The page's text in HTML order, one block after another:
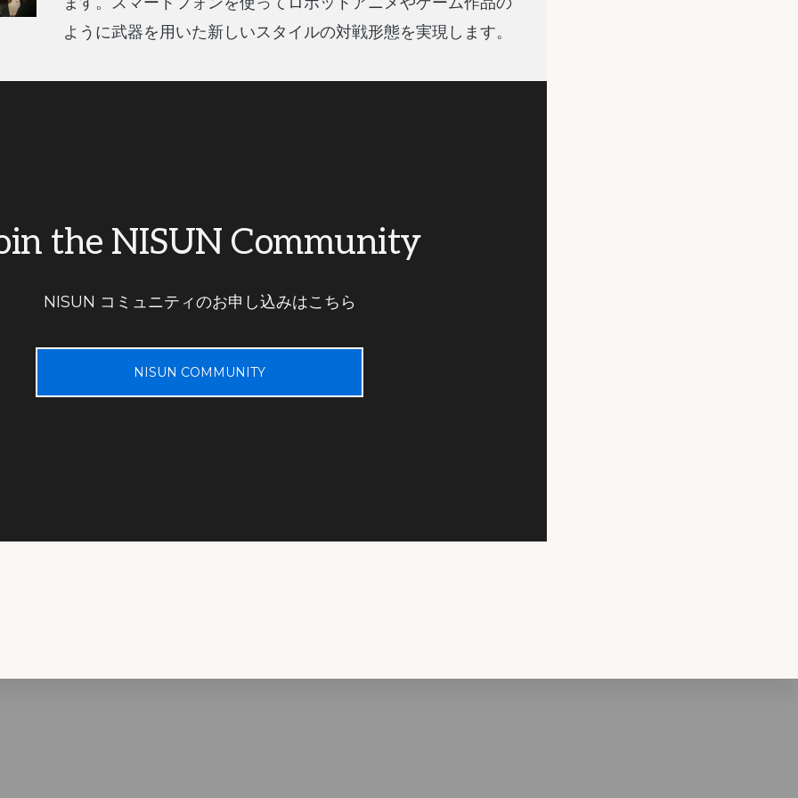
ように武器を用いた新しいスタイルの対戦形態を実現します。
the NISUN Community
NISUN コミュニティのお申し込みはこちら
NISUN COMMUNITY